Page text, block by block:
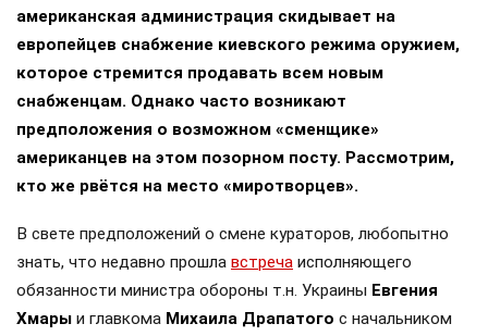
американская администрация скидывает на
европейцев снабжение киевского режима оружием,
которое стремится продавать всем новым
снабженцам. Однако часто возникают
предположения о возможном «сменщике»
американцев на этом позорном посту. Рассмотрим,
кто же рвётся на место «миротворцев».
В свете предположений о смене кураторов, любопытно
знать, что недавно прошла встреча исполняющего
обязанности министра обороны т.н. Украины Евгения
Хмары и главкома Михаила Драпатого с начальником